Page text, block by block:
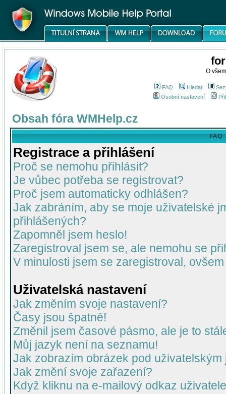
O
FAQ Hledat
Osobní nastavení
Obsah fóra WMHelp.cz
FAQ
Registrace a přihlášení
Proč se nemohu přihlásit?
Je vůbec potřeba se registrovat?
Proč jsem automaticky odhlášen?
Jak zabráním, aby se moje uživatelské
přihlášených?
Zapomněl jsem heslo!
Zaregistroval jsem se, ale nemohu se
V minulosti jsem se zaregistroval,
Uživatelská nastavení
Jak změním svoje nastavení?
Časy jsou špatně!
Změnil jsem časové pásmo, ale je to
Můj jazyk není na seznamu!
Jak zobrazím obrázek pod uživatelským
Jak změní svoje zařazení?
Když kliknu na e-mailový odkaz